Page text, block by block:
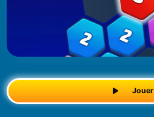
Jouer